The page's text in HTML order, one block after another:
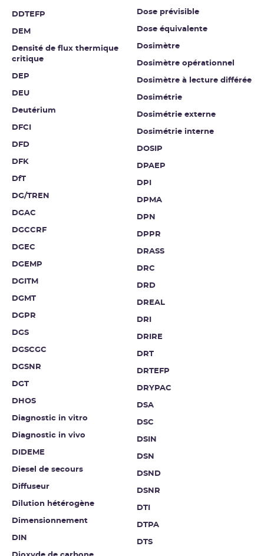
DDTEFP
DEM
Densité de flux thermique
critique
DEP
DEU
Deutérium
DFCI
DFD
DFK
DfT
DG/TREN
DGAC
DGCCRF
DGEC
DGEMP
DGITM
DGMT
DGPR
DGS
DGSCGC
DGSNR
DGT
DHOS
Diagnostic in vitro
Diagnostic in vivo
DIDEME
Diesel de secours
Diffuseur
Dilution hétérogène
Dimensionnement
DIN
Dose prévisible
Dose équivalente
Dosimètre
Dosimètre opérationnel
Dosimètre à lecture différée
Dosimétrie
Dosimétrie externe
Dosimétrie interne
DOSIP
DPAEP
DPI
DPMA
DPN
DPPR
DRASS
DRC
DRD
DREAL
DRI
DRIRE
DRT
DRTEFP
DRYPAC
DSA
DSC
DSIN
DSN
DSND
DSNR
DTI
DTPA
DTS